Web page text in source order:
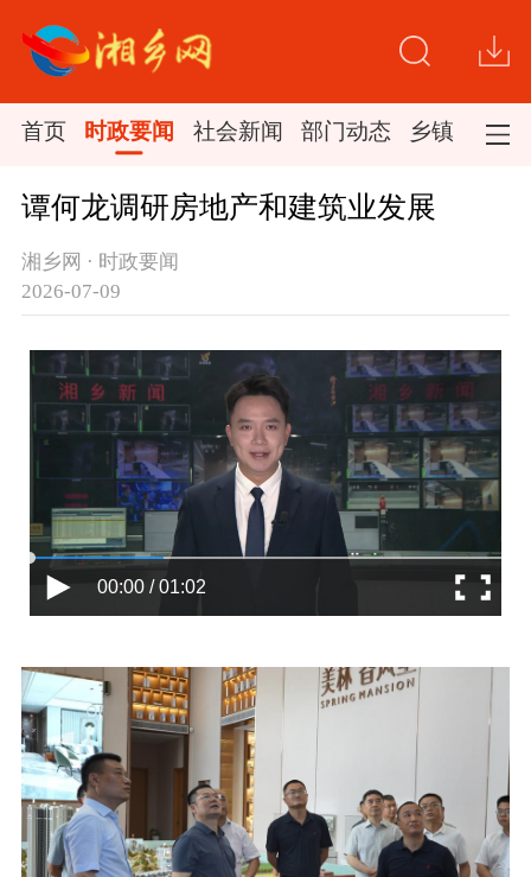
首页 时政要闻 社会新闻 部门动态 乡镇新闻
谭何龙调研房地产和建筑业发展
湘乡网 · 时政要闻
2026-07-09
00:00 / 01:02